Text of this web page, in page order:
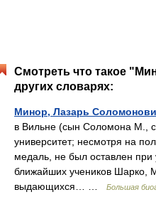
Смотреть что такое
других словарях:
Минор, Лазарь
в Вильне (сын Соломона М.,
университет; несмотря на
медаль, не был оставлен при
ближайших учеников Шарко,
выдающихся… …
Большая